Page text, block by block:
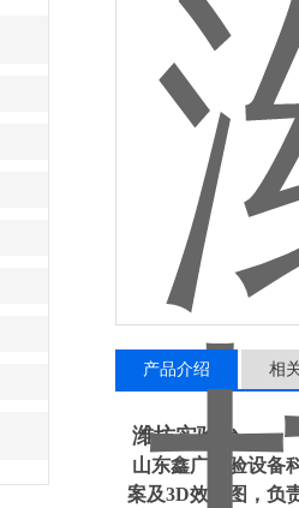
产品介绍 相
潍坊实验台
山东鑫广实验设备
案及3D效果图，负